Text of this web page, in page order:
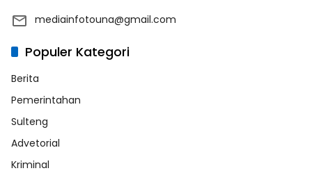
mediainfotouna@gmail.com
Populer Kategori
Berita
Pemerintahan
Sulteng
Advetorial
Kriminal